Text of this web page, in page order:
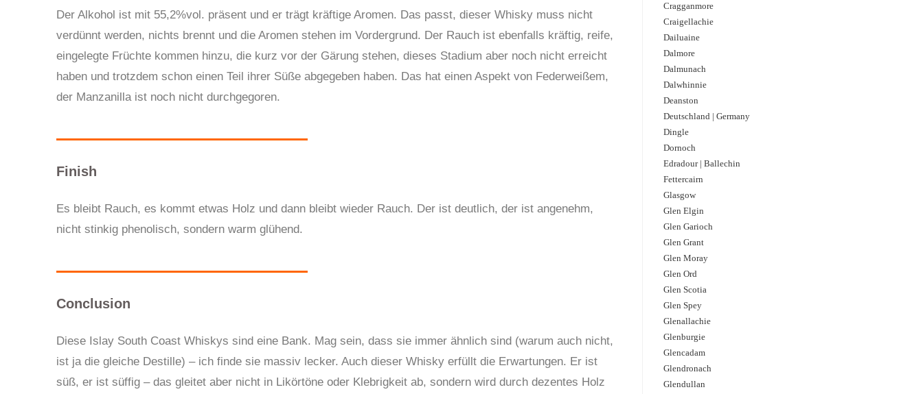
Der Alkohol ist mit 55,2%vol. präsent und er trägt kräftige Aromen. Das passt, dieser Whisky muss nicht
verdünnt werden, nichts brennt und die Aromen stehen im Vordergrund. Der Rauch ist ebenfalls kräftig, reife,
eingelegte Früchte kommen hinzu, die kurz vor der Gärung stehen, dieses Stadium aber noch nicht erreicht
haben und trotzdem schon einen Teil ihrer Süße abgegeben haben. Das hat einen Aspekt von Federweißem,
der Manzanilla ist noch nicht durchgegoren.
Finish
Es bleibt Rauch, es kommt etwas Holz und dann bleibt wieder Rauch. Der ist deutlich, der ist angenehm,
nicht stinkig phenolisch, sondern warm glühend.
Conclusion
Diese Islay South Coast Whiskys sind eine Bank. Mag sein, dass sie immer ähnlich sind (warum auch nicht,
ist ja die gleiche Destille) – ich finde sie massiv lecker. Auch dieser Whisky erfüllt die Erwartungen. Er ist
süß, er ist süffig – das gleitet aber nicht in Likörtöne oder Klebrigkeit ab, sondern wird durch dezentes Holz
Cragganmore
Craigellachie
Dailuaine
Dalmore​
Dalmunach
Dalwhinnie
Deanston
Deutschland | Germany
Dingle
Dornoch
Edradour | Ballechin
Fettercairn
Glasgow
Glen Elgin
Glen Garioch
Glen Grant
Glen Moray
Glen Ord
Glen Scotia
Glen Spey
Glenallachie
Glenburgie
Glencadam
Glendronach
Glendullan